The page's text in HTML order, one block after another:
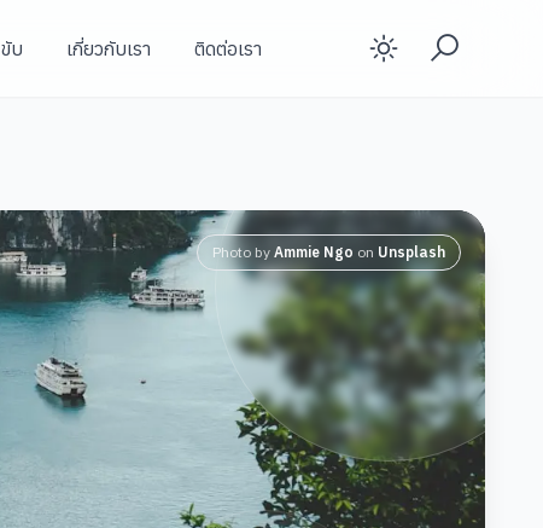
บ เกี่ยวกับเรา ติดต่อเรา Enable
Photo by Ammie Ngo on Unsplash